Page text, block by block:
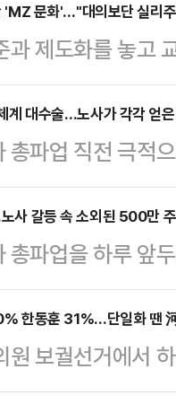
업부 직원들은 최
자를 이어가고 있
성과급을 확보할
'2026년 성과급
를 유지하면서
…
'MZ 문화'…"대의보단 실리
과 제도화를 놓고
총파업이라는 큰
, 그리고 사회적
출생자) 중심의
최우선으로 삼는
세운 실리주의가
러냈다는 지적도
초기업노조…
계 대수술…노사가 각각 얻
총파업 직전 극적
결국 상당 부분
업부 성과급 배분
별성과급 제도까
분석이다.20일 공
특별경영성과
는 사업성과의
사 갈등 속 소외된 500만
총파업을 하루 앞
는 주주 목소리
투자 불안이 커졌
일 업계에 따르
협상 잠정 합의
한동훈 31%…단일화 땐
원 보궐선거에서
자 구도 모두 오